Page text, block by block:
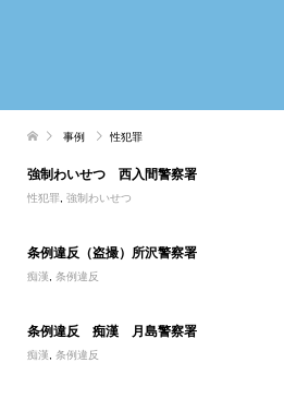
事例 性犯罪
強制わいせつ 西入間警察署
性犯罪 強制わいせつ
条例違反（盗撮）所沢警察署
痴漢 条例違反
条例違反 痴漢 月島警察署
痴漢 条例違反